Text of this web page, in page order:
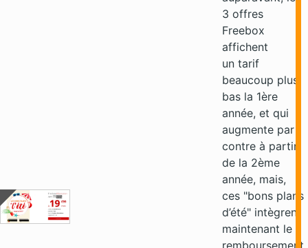
3 offres
Freebox
affichent
un tarif
beaucoup plus
bas la 1ère
année, et qui
augmente par
contre à partir
de la 2ème
année, mais,
ces "bons plans
d’été" intègrent
maintenant le